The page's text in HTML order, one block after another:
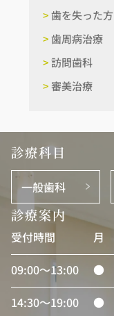
>歯を失った方
>歯周病治療
>訪問歯科
>審美治療
診療科目
一般歯科
診療案内
受付時間 月
09:00〜13:00
●
14:30〜19:00
●